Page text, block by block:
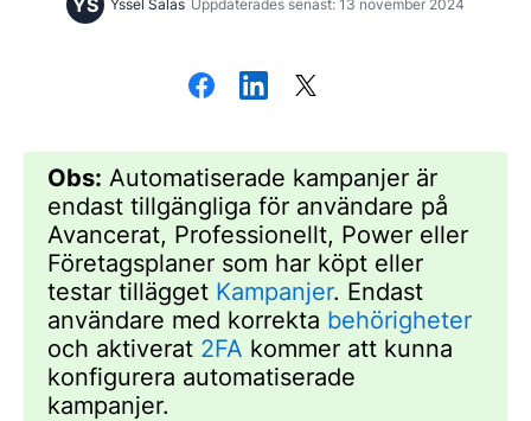
YS Yssel Salas Uppdaterades senast: 13 november 2024
Obs: Automatiserade kampanjer är
endast tillgängliga för användare på
Avancerat, Professionellt, Power eller
Företagsplaner som har köpt eller
testar tillägget Kampanjer. Endast
användare med korrekta behörigheter
och aktiverat 2FA kommer att kunna
konfigurera automatiserade
kampanjer.